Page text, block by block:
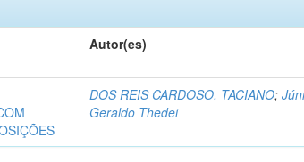
Autor(es)
DOS REIS CARDOSO, TACIANO;
Geraldo Thedei